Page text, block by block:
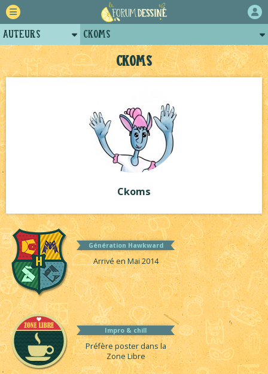
Ckoms
Ckoms
Génération Hawkward
Arrivé en Mai 2014
Impro & chill
Préfère poster dans la
Zone Libre
Auteurs
Retour
Forum
Projets
Tutoriels
Ckoms
Posts de ckoms